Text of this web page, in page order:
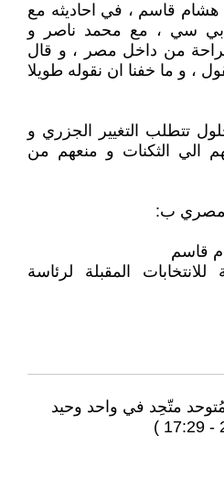
قاسم ، في احاديثه مع
سي ، مع محمد ناصر و
من داخل مصر ، و قال
، و ما خفنا ان نقوله طويلا
تتطلب التغيير الجزري و
الي الثكنات و منعهم من
مصري ب:
المقبلة لرئاسة